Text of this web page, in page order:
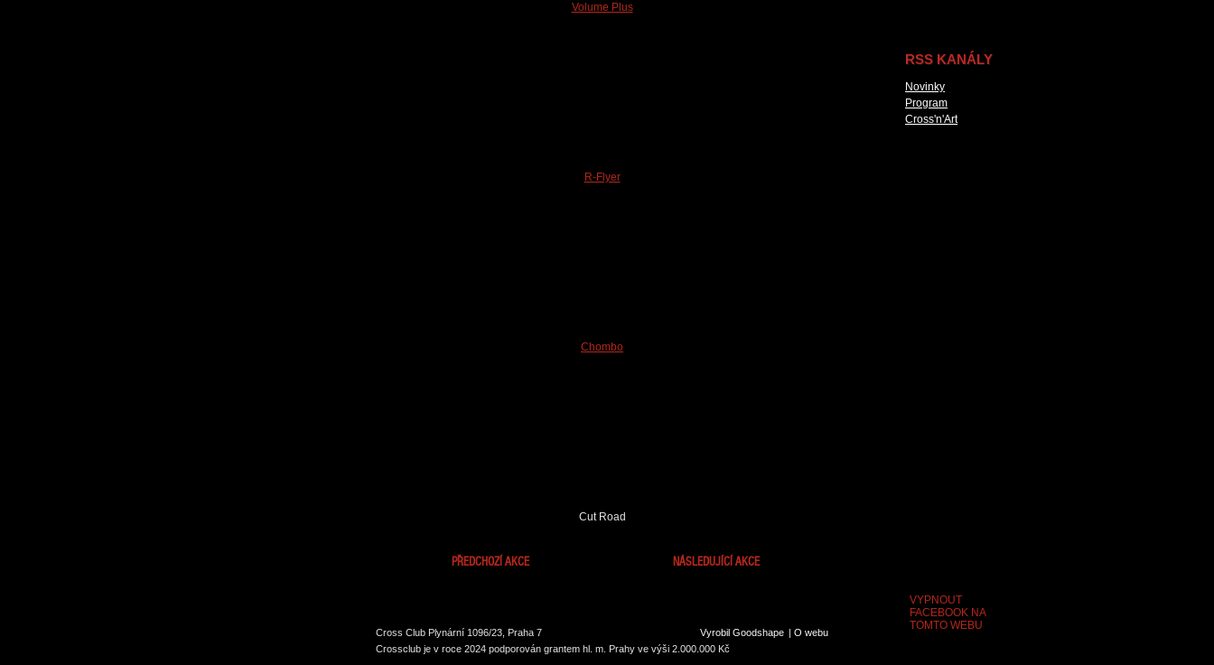
Volume Plus
R-Flyer
Chombo
Cut Road
NÁSLEDUJÍCÍ AKCE
PŘEDCHOZÍ AKCE
Cross Club Plynární 1096/23, Praha 7 Vyrobil Goodshape | O webu
Crossclub je v roce 2024 podporován grantem hl. m. Prahy ve výši 2.000.000 Kč
RSS KANÁLY
Novinky
Program
Cross'n'Art
VYPNOUT
FACEBOOK NA
TOMTO WEBU